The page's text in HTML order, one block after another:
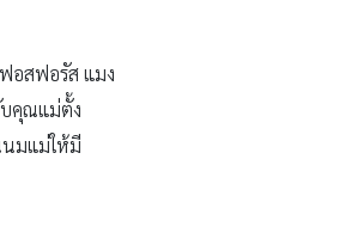
อสฟอรัส แมง
บคุณแม่ตั้ง
มแม่ให้มี